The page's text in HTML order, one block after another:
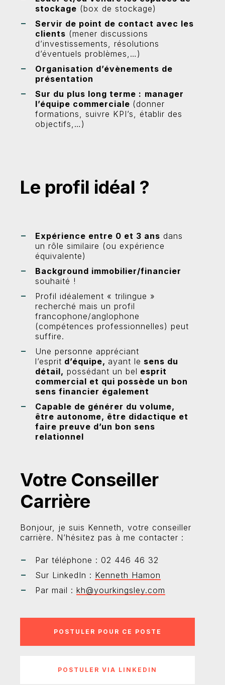
stockage (box de stockage)
Servir de point de contact avec les
clients (mener discussions
d’investissements, résolutions
d’éventuels problèmes,…)
Organisation d’évènements de
présentation
Sur du plus long terme : manager
l’équipe commerciale (donner
formations, suivre KPI’s, établir des
objectifs,…)
Le profil idéal ?
Expérience entre 0 et 3 ans dans
un rôle similaire (ou expérience
équivalente)
Background immobilier/financier
souhaité !
Profil idéalement « trilingue »
recherché mais un profil
francophone/anglophone
(compétences professionnelles) peut
suffire.
Une personne appréciant
l’esprit d’équipe, ayant le sens du
détail, possédant un bel esprit
commercial et qui possède un bon
sens financier également
Capable de générer du volume,
être autonome, être didactique et
faire preuve d’un bon sens
relationnel
Votre Conseiller
Carrière
Bonjour, je suis Kenneth, votre conseiller
carrière. N’hésitez pas à me contacter :
Par téléphone : 02 446 46 32
Sur LinkedIn : Kenneth Hamon
Par mail : kh@yourkingsley.com
POSTULER VIA LINKEDIN